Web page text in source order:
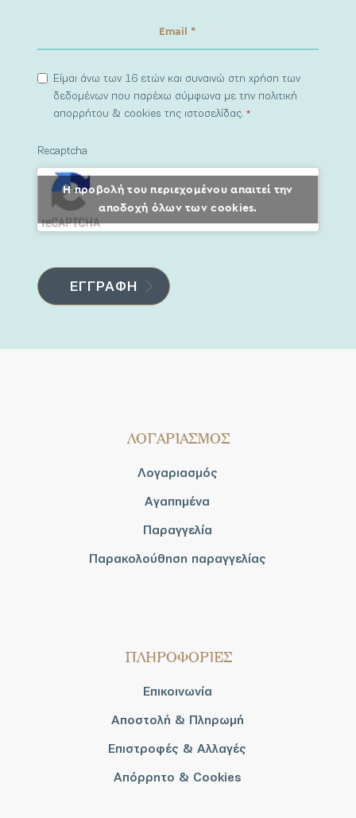
Είμαι άνω των 16 ετών και συναινώ στη χρήση των
δεδομένων που παρέχω σύμφωνα με την πολιτική
απορρήτου & cookies της ιστοσελίδας.*
Recaptcha
Η προβολή του περιεχομένου απαιτεί την
αποδοχή όλων των cookies.
ΛΟΓΑΡΙΑΣΜΟΣ
Λογαριασμός
Αγαπημένα
Παραγγελία
Παρακολούθηση παραγγελίας
ΠΛΗΡΟΦΟΡΙΕΣ
Επικοινωνία
Αποστολή & Πληρωμή
Επιστροφές & Αλλαγές
Απόρρητο & Cookies